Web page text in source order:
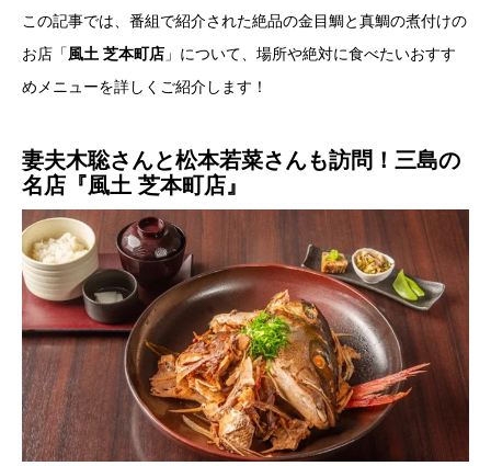
この記事では、番組で紹介された絶品の金目鯛と真鯛の煮付けの
お店「風土 芝本町店 」について、場所や絶対に食べたいおすす
めメニューを詳しくご紹介します！
妻夫木聡さんと松本若菜さんも訪問！三島の
名店『風土 芝本町店』